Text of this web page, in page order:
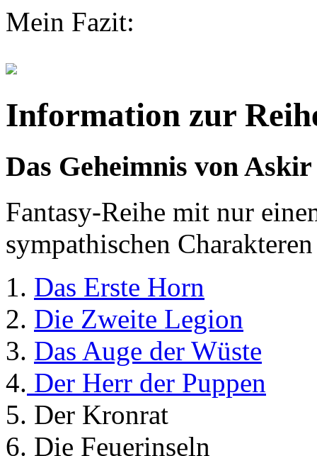
Mein Fazit:
Information zur
Das Geheimnis von Askir
Fantasy-Reihe mit nur
sympathischen Charakteren
1. Das Erste Horn
2. Die Zweite Legion
3. Das Auge der Wüste
4. Der Herr der Puppen
5. Der Kronrat
6. Die Feuerinseln